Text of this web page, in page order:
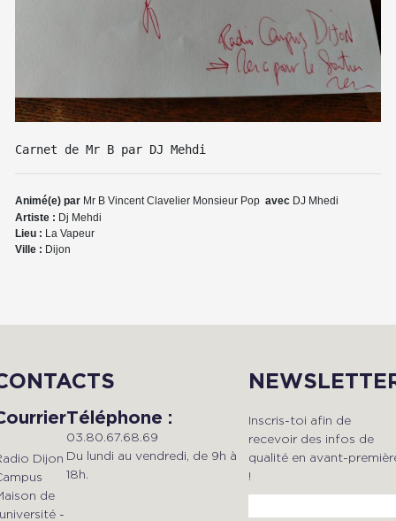
Carnet de Mr B par DJ Mehdi
Animé(e) par Mr B Vincent Clavelier Monsieur Pop avec DJ Mhedi
Artiste : Dj Mehdi
Lieu : La Vapeur
Ville : Dijon
Dijon
de
-
Téléphone :
03.80.67.68.69
Du lundi au vendredi, de 9h à
18h.
Inscris-toi afin de
recevoir des infos de
qualité en avant-
!